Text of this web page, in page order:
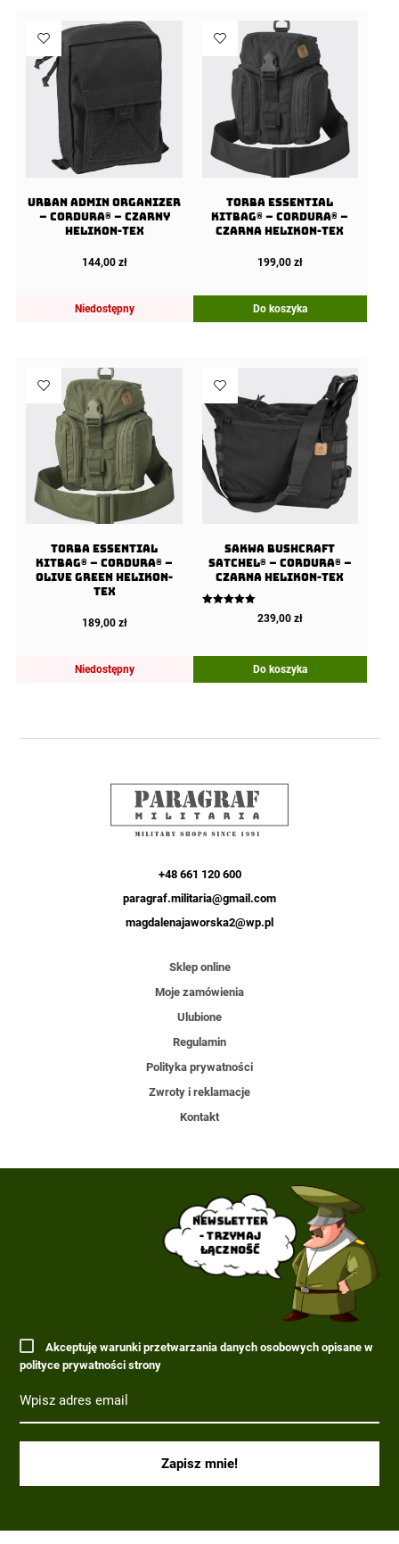
URBAN ADMIN Organizer
– Cordura® – Czarny
Helikon-Tex
144,00 zł
Niedostępny
Torba ESSENTIAL
KITBAG® – Cordura® –
Czarna Helikon-Tex
199,00 zł
Do koszyka
Torba ESSENTIAL
KITBAG® – Cordura® –
Olive Green Helikon-
Tex
189,00 zł
Niedostępny
Sakwa BUSHCRAFT
SATCHEL® – Cordura® –
Czarna Helikon-tex
239,00 zł
Do koszyka
+48 661 120 600
paragraf.militaria@gmail.com
magdalenajaworska2@wp.pl
Sklep online
Moje zamówienia
Ulubione
Regulamin
Polityka prywatności
Zwroty i reklamacje
Kontakt
Akceptuję warunki przetwarzania danych osobowych opisane w
polityce prywatności strony
Newsletter
- trzymaj
łączność